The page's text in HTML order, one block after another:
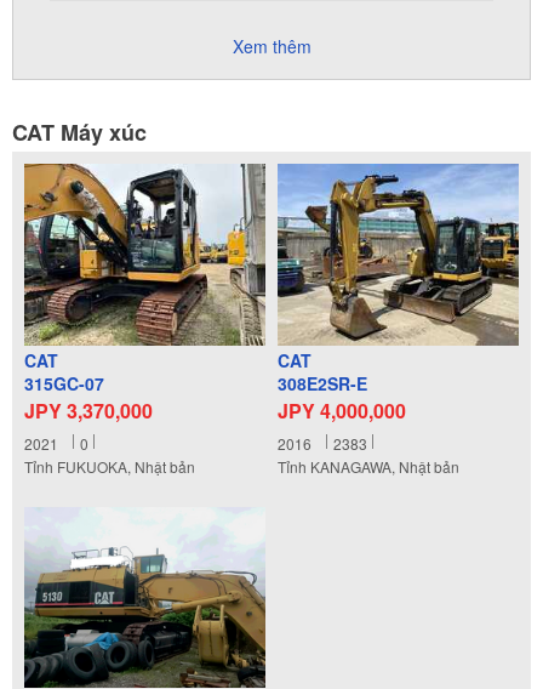
Xem thêm
CAT Máy xúc
CAT
315GC-07
JPY 3,370,000
2021
0
Tỉnh FUKUOKA, Nhật bản
CAT
308E2SR-E
JPY 4,000,000
2016
2383
Tỉnh KANAGAWA, Nhật bản